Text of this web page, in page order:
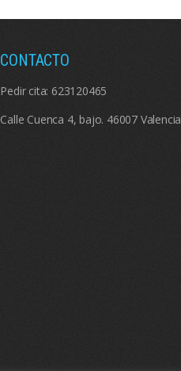
CONTACTO
Pedir cita: 623120465
Calle Cuenca 4, bajo. 46007 Valencia